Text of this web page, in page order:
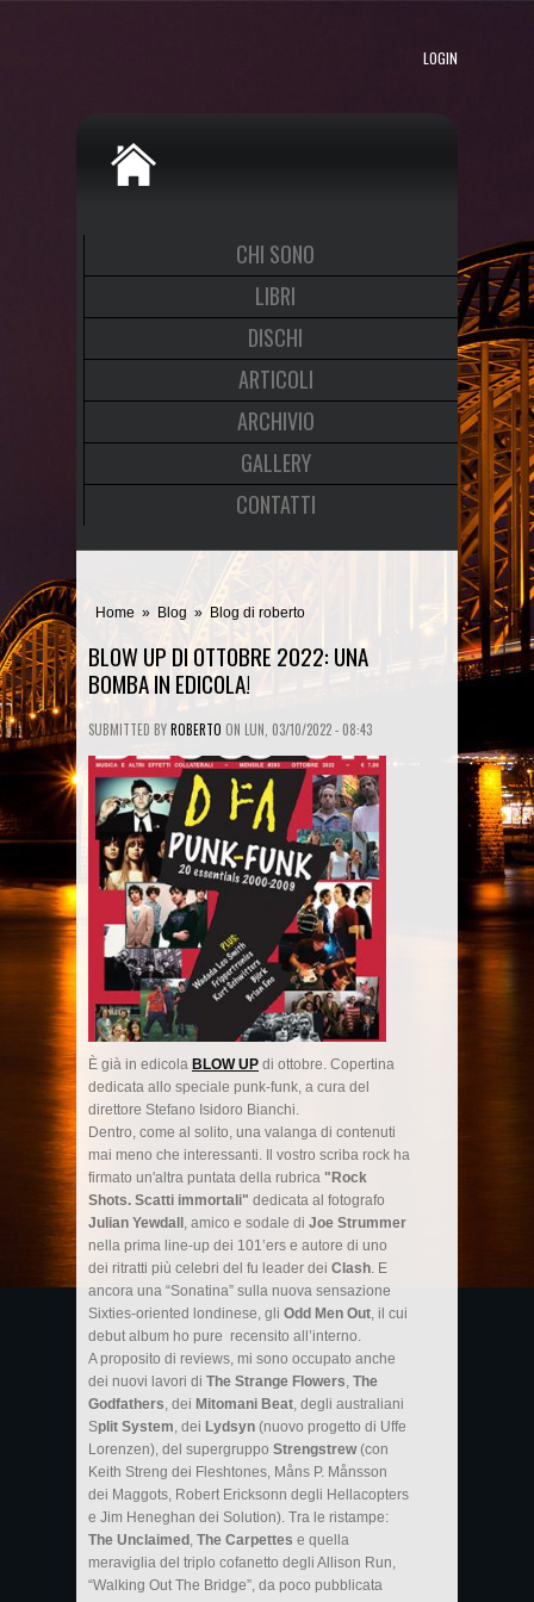
LOGIN
CHI SONO
LIBRI
DISCHI
ARTICOLI
ARCHIVIO
GALLERY
CONTATTI
Home » Blog » Blog di roberto
BLOW UP DI OTTOBRE 2022: UNA
BOMBA IN EDICOLA!
SUBMITTED BYROBERTO ON LUN, 03/10/2022 - 08:43
È già in edicola BLOW UP di ottobre. Copertina
dedicata allo speciale punk-funk, a cura del
direttore Stefano Isidoro Bianchi.
Dentro, come al solito, una valanga di contenuti
mai meno che interessanti. Il vostro scriba rock ha
firmato un'altra puntata della rubrica "Rock
Shots. Scatti immortali" dedicata al fotografo
Julian Yewdall, amico e sodale di Joe Strummer
nella prima line-up dei 101’ers e autore di uno
dei ritratti più celebri del fu leader dei Clash. E
ancora una “Sonatina” sulla nuova sensazione
Sixties-oriented londinese, gli Odd Men Out, il cui
debut album ho pure recensito all’interno.
A proposito di reviews, mi sono occupato anche
dei nuovi lavori di The Strange Flowers, The
Godfathers, dei Mitomani Beat, degli australiani
Split System, dei Lydsyn (nuovo progetto di Uffe
Lorenzen), del supergruppo Strengstrew(con
Keith Streng dei Fleshtones, Måns P. Månsson
dei Maggots, Robert Ericksonn degli Hellacopters
e Jim Heneghan dei Solution). Tra le ristampe:
The Unclaimed, The Carpettes e quella
meraviglia del triplo cofanetto degli Allison Run,
“Walking Out The Bridge”, da poco pubblicata